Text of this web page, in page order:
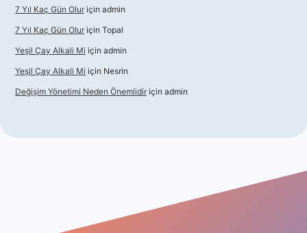
7 Yıl Kaç Gün Olur için admin
7 Yıl Kaç Gün Olur için Topal
Yeşil Çay Alkali Mi için admin
Yeşil Çay Alkali Mi için Nesrin
Değişim Yönetimi Neden Önemlidir için admin